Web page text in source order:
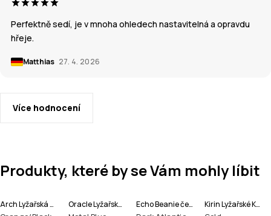
Perfektně sedí, je v mnoha ohledech nastavitelná a opravdu
hřeje.
Matthias 27. 4. 2026
Více hodnocení
Produkty, které by se Vám mohly líbit
Arch Lyžařská Bunda Pánské
Oracle Lyžařská Bunda Pánské
Echo Beanie čepice
Kirin Lyžařské Kalhoty Pánské